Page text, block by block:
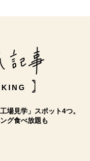
場見学」スポット4つ。
グ食べ放題も